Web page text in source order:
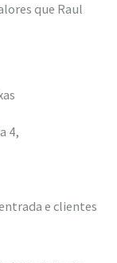
que Raul
4,
e clientes